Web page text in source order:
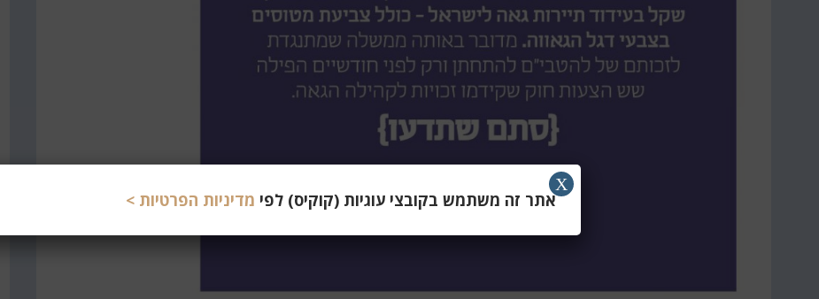
אתר זה משתמש בקובצי עוגיות (קוקיס) לפי מדיניות הפרטיות >
X